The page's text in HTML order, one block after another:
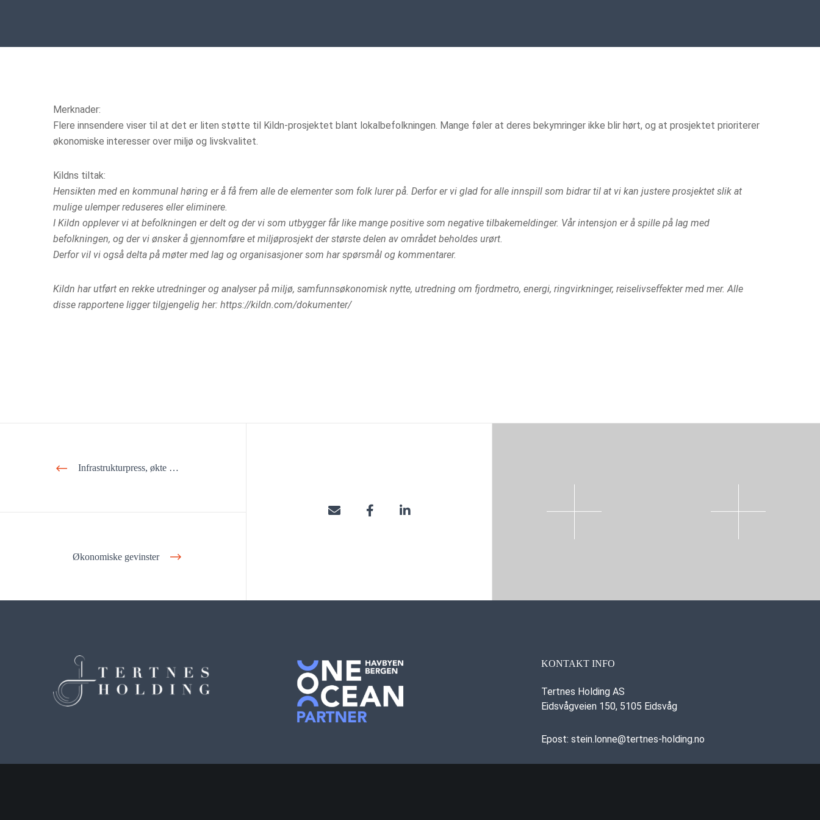
Merknader:
Flere innsendere viser til at det er liten støtte til Kildn-prosjektet blant lokalbefolkningen. Mange føler at deres bekymringer ikke blir hørt, og at prosjektet prioriterer
økonomiske interesser over miljø og livskvalitet.
Kildns tiltak:
Hensikten med en kommunal høring er å få frem alle de elementer som folk lurer på. Derfor er vi glad for alle innspill som bidrar til at vi kan justere prosjektet slik at
mulige ulemper reduseres eller eliminere.
I Kildn opplever vi at befolkningen er delt og der vi som utbygger får like mange positive som negative tilbakemeldinger. Vår intensjon er å spille på lag med
befolkningen, og der vi ønsker å gjennomføre et miljøprosjekt der største delen av området beholdes urørt.
Derfor vil vi også delta på møter med lag og organisasjoner som har spørsmål og kommentarer.
Kildn har utført en rekke utredninger og analyser på miljø, samfunnsøkonomisk nytte, utredning om fjordmetro, energi, ringvirkninger, reiselivseffekter med mer. Alle
disse rapportene ligger tilgjengelig her: https://kildn.com/dokumenter/
Infrastrukturpress, økte kostnader og konsekvenser for fylkesvei
Økonomiske gevinster
KONTAKT INFO
Tertnes Holding AS
Eidsvågveien 150, 5105 Eidsvåg
Epost: stein.lonne@tertnes-holding.no